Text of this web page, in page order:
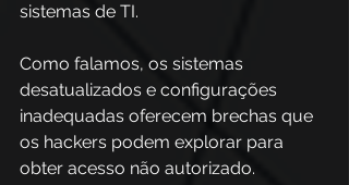
sistemas de TI.
Como falamos, os sistemas
desatualizados e configurações
inadequadas oferecem brechas que
os hackers podem explorar para
obter acesso não autorizado.